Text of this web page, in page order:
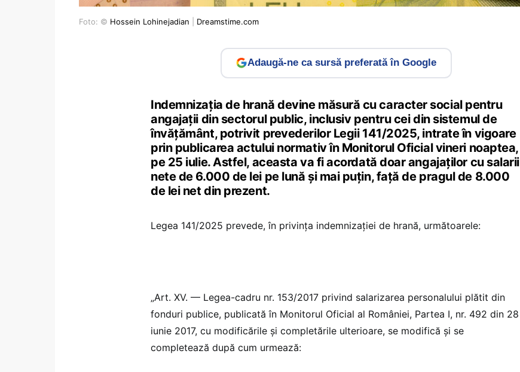
Foto: © Hossein Lohinejadian Dreamstime.com
Adaugă-ne ca sursă preferată în Google
Indemnizația de hrană devine măsură cu caracter social pentru
angajații din sectorul public, inclusiv pentru cei din sistemul de
învățământ, potrivit prevederilor Legii 141/2025, intrate în vigoare
prin publicarea actului normativ în Monitorul Oficial vineri noaptea,
pe 25 iulie. Astfel, aceasta va fi acordată doar angajaților cu salarii
nete de 6.000 de lei pe lună și mai puțin, față de pragul de 8.000
de lei net din prezent.
Legea 141/2025 prevede, în privința indemnizației de hrană, următoarele:
„Art. XV. — Legea-cadru nr. 153/2017 privind salarizarea personalului plătit din
fonduri publice, publicată în Monitorul Oficial al României, Partea I, nr. 492 din 28
iunie 2017, cu modificările și completările ulterioare, se modifică și se
completează după cum urmează: